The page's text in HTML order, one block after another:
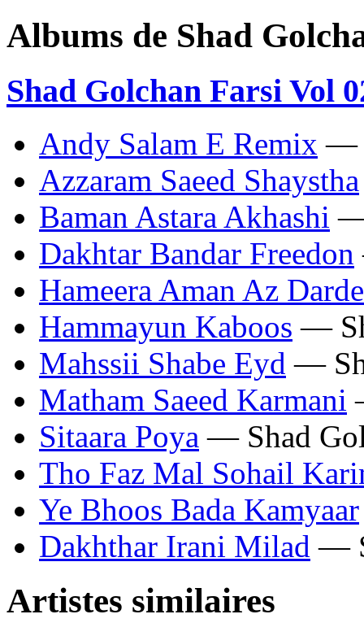
Albums de Shad
Shad Golchan Farsi Vol
Andy Salam E Remix —
Azzaram Saeed Shaystha
Baman Astara Akhashi —
Dakhtar Bandar Freedon
Hameera Aman Az Darde
Hammayun Kaboos —
Mahssii Shabe Eyd —
Matham Saeed Karmani
Sitaara Poya — Shad
Tho Faz Mal Sohail
Ye Bhoos Bada Kamyaar
Dakhthar Irani Milad —
Artistes similaires